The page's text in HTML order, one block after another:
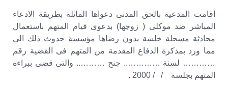
أقامت المدعية بالحق المدنى دعواها الماثلة بطريقة الادعاء
المباشر ضد موكلى ( زوجها) بدعوى قيام المتهم باستعمال
محادثة مسجلة خلسة بدون رضاها مؤسسة حدوث ذلك الى
مما ورد بمذكرة الدفاع المقدمة من المتهم فى القضية رقم
………… لسنة ………….. جنح ……….. والتى قضى ببراءة
المتهم بجلسة / / 2000 .